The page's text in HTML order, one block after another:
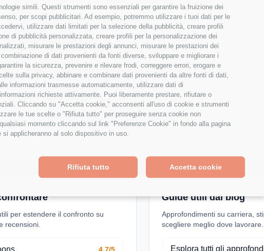
simili. Questi strumenti sono essenziali per garantire la fruizione dei
per scopi pubblicitari. Ad esempio, potremmo utilizzare i tuoi dati per le
utilizzare dati limitati per la selezione della pubblicità, creare profili
di pubblicità personalizzata, creare profili per la personalizzazione dei
misurare le prestazioni degli annunci, misurare le prestazioni dei
di dati provenienti da fonti diverse, sviluppare e migliorare i
la sicurezza, prevenire e rilevare frodi, correggere errori, erogare e
sulla privacy, abbinare e combinare dati provenienti da altre fonti di dati,
informazioni trasmesse automaticamente, utilizzare dati di
richieste attivamente. Puoi liberamente prestare, rifiutare o
Cliccando su "Accetta cookie," acconsenti all'uso di cookie e strumenti
le tue scelte o "Rifiuta tutto" per proseguire senza cookie non
momento cliccando sul link "Preferenze Cookie" in fondo alla pagina
applicheranno al solo dispositivo in uso.
Accetta cookie
Rifiuta tutto
€
⭐ Valutazioni
Punteggi medi basati sulle recensioni della community
Modernità Stack Tecnologico
Bilanciamento Vita-Lavoro
Crescita Professionale
per estendere il confronto su
recensioni.
Guide utili dal blog
Approfondimenti su carriera,
scegliere meglio dove lavorare.
Esplora tutti gli